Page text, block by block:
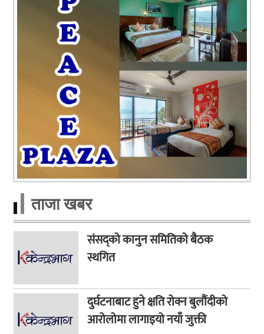
ताजा खबर
संसद्को कानुन समितिको बैठक
स्थगित
दुर्घटनाबाट हुने क्षति रोक्न बुलौंदीको
आरोलोमा लागाइयो नयाँ जुक्ती